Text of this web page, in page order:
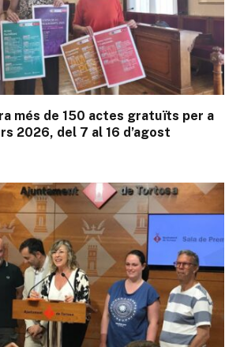
més de 150 actes gratuïts per a
2026, del 7 al 16 d’agost